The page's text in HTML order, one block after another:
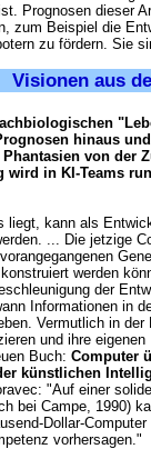
Prognosen dieser
zum Beispiel die
zu fördern. Sie
Visionen aus
hinaus
von der
wird in KI-Teams
liegt, kann als
... Die jetzige
werden
der
Informationen in
Vermutlich in
und ihre
Buch: Computer
künstlichen
"Auf einer
bei Campe, 1990)
Dollar-
vorhersagen."